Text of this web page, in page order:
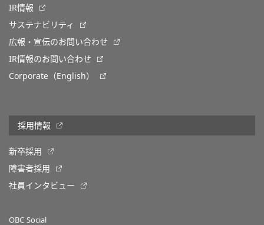
IR情報
サステナビリティ
広報・宣伝のお問い合わせ
IR情報のお問い合わせ
Corporate（English）
採用情報
新卒採用
障害者採用
社員インタビュー
OBC Social